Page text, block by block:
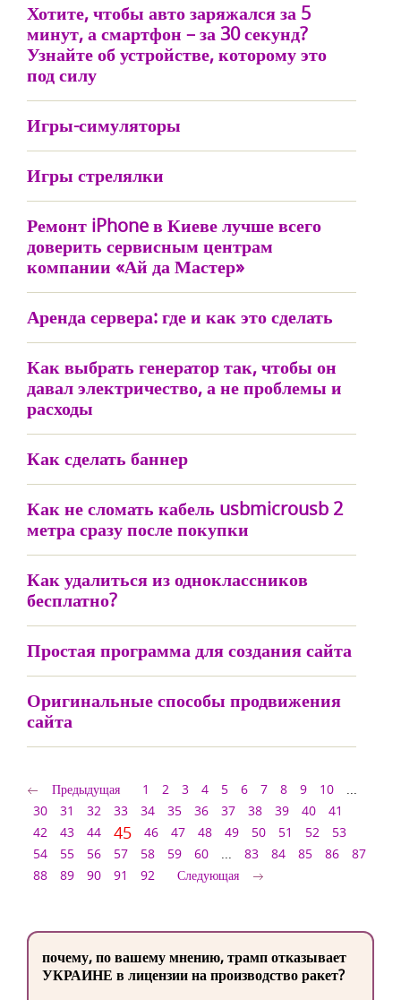
Хотите, чтобы авто заряжался за 5
минут, а смартфон – за 30 секунд?
Узнайте об устройстве, которому это
под силу
Игры-симуляторы
Игры стрелялки
Ремонт iPhone в Киеве лучше всего
доверить сервисным центрам
компании «Ай да Мастер»
Аренда сервера: где и как это сделать
Как выбрать генератор так, чтобы он
давал электричество, а не проблемы и
расходы
Как сделать баннер
Как не сломать кабель usbmicrousb 2
метра сразу после покупки
Как удалиться из одноклассников
бесплатно?
Простая программа для создания сайта
Оригинальные способы продвижения
сайта
Предыдущая 1 2 3 4 5 6 7 8 9 10
...
30
31 32 33 34 35 36 37 38 39 40
41
42
43 44 45 46 47 48 49 50 51 52
53
54
55 56 57 58 59 60 ... 83 84 85 86
87
88
89 90 91 92 Следующая
почему, по вашему мнению, трамп отказывает
УКРАИНЕ в лицензии на производство ракет?